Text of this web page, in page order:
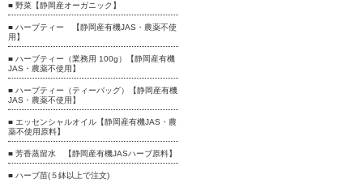
■ 野菜【静岡産オーガニック】
■ ハーブティー 【静岡産有機JAS・農薬不使
用】
■ ハーブティー（業務用 100g）【静岡産有機
JAS・農薬不使用】
■ ハーブティー（ティーバッグ）【静岡産有機
JAS・農薬不使用】
■ エッセンシャルオイル【静岡産有機JAS・農
薬不使用原料】
■ 芳香蒸留水 【静岡産有機JASハーブ原料】
■ ハーブ苗(５鉢以上で注文)